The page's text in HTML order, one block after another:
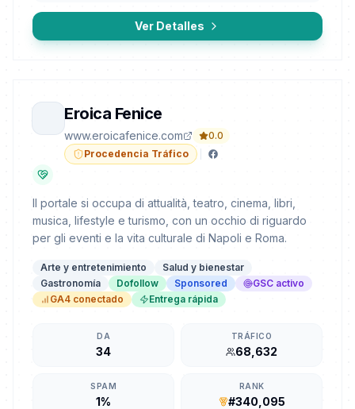
Ver Detalles
Eroica Fenice
www.eroicafenice.com
0.0
Procedencia Tráfico
Il portale si occupa di attualità, teatro, cinema, libri,
musica, lifestyle e turismo, con un occhio di riguardo
per gli eventi e la vita culturale di Napoli e Roma.
Arte y entretenimiento
Salud y bienestar
Gastronomía
Dofollow Sponsored
GSC activo
GA4 conectado
Entrega rápida
DA
34
TRÁFICO
68,632
SPAM
1%
RANK
#340,095